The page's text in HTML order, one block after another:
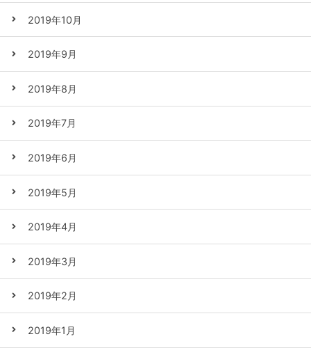
2019年10月
2019年9月
2019年8月
2019年7月
2019年6月
2019年5月
2019年4月
2019年3月
2019年2月
2019年1月